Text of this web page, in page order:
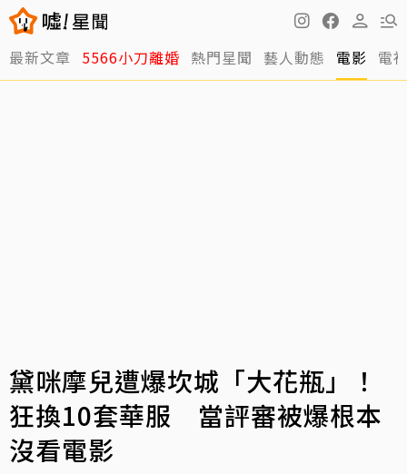
最新文章 5566小刀離婚 熱門星聞 藝人動態 電影 電
黛咪摩兒遭爆坎城「大花瓶」！
狂換10套華服 當評審被爆根本
沒看電影